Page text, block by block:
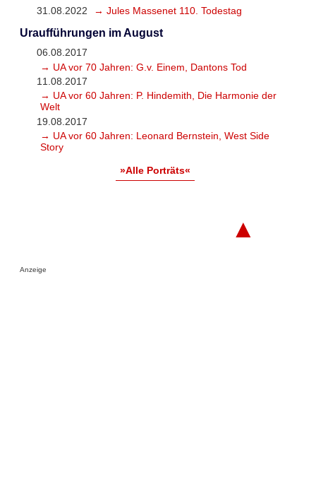
31.08.2022
→ Jules Massenet 110. Todestag
Uraufführungen im August
06.08.2017
→ UA vor 70 Jahren: G.v. Einem, Dantons Tod
11.08.2017
→ UA vor 60 Jahren: P. Hindemith, Die Harmonie der
Welt
19.08.2017
→ UA vor 60 Jahren: Leonard Bernstein, West Side
Story
»Alle Porträts«
▲
Anzeige